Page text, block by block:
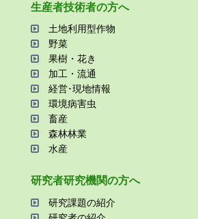
⽣産者技術者の⽅へ
⼟地利⽤型作物
野菜
果樹・花き
加⼯・流通
経営･現地情報
環境病害⾍
畜産
森林林業
⽔産
研究者研究機関の⽅へ
研究課題の紹介